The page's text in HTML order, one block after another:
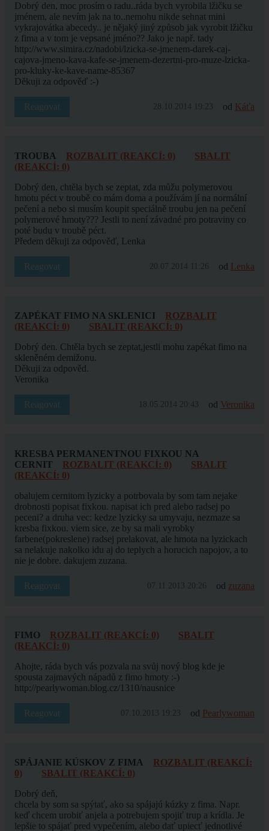
Dobrý den, moc prosím o radu..ráda bych vyrobila lžičku se
jménem, ale nevím jak na to..nemohu nikde sehnat mini
vykrajovátka abecedy.. je nějaký jiný způsob jak vyrobit lžičku
z fima a v tom je vepsané jméno?? Jako je např. tady
http://www.simira.cz/nadobi/lzicka-se-jmenem-darek-caj-
cajova-jmeno-kava-kafe-se-jmenem-dezertni-pro-muze-lzicka-
pro-kluky-ke-kave-name-85367
Děkuji za odpověď :-)
Reagovat 28.10.2014 19:23 od Káťa
TROUBA ROZBALIT (REAKCÍ: 0)
SBALIT
(REAKCÍ: 0)
Dobrý den, chtěla bych se zeptat, zda můžu polymerovou
hmotu péct v troubě co mám doma a používám jí na normální
pečení a nebo si musím koupit speciálně troubu jen na pečení
polymerové hmoty??? Jestli to není závadné pro potraviny co
poté budu v troubě péct.
Předem děkuji za odpověď, Lenka
Reagovat 20.07.2014 11:26 od Lenka
ZAPÉKAT FIMO NA SKLENICI
ROZBALIT
(REAKCÍ: 0)
SBALIT (REAKCÍ: 0)
Dobrý den. Chtěla bych se zeptat,jestli mohu zapékat fimo na
skleněném demižonu.
Děkuji za odpověd.
Veronika
Reagovat 18.05.2014 20:43 od Veronika
KRESBA PERMANENTNOU FIXKOU NA
CERNIT
ROZBALIT (REAKCÍ: 0)
SBALIT
(REAKCÍ: 0)
obalujem cernitom lyzicky a potrbovala by som tam nejake
drobnosti popisat fixkou. napisat ich pred alebo radsej po
peceni? a druha vec: kedze lyzicky sa umyvaju, nezmaze sa
kresba fixkou. viem sice, ze by sa mali vyrobky
farbene(pokreslene) radsej prelakovat, ale hmota na lyzickach
sa nelakuje nakolko idu aj do teplych a horucich napojov, a to
nie je dobre. dakujem zuzana.
Reagovat 07.11.2013 20:26 od zuzana
FIMO ROZBALIT (REAKCÍ: 0)
SBALIT
(REAKCÍ: 0)
Ahojte, ráda bych vás pozvala na svůj nový blog kde je
spousta zajmavých nápadů z fimo hmoty :-)
http://pearlywoman.blog.cz/1310/nausnice
Reagovat 07.10.2013 19:23 od Pearlywoman
SPÁJANIE KÚSKOV Z FIMA
ROZBALIT (REAKCÍ:
0)
SBALIT (REAKCÍ: 0)
Dobrý deň,
chcela by som sa spýtať, ako sa spájajú kúzky z fima. Napr.
keď chcem urobiť anjela a potrebujem spojiť trup a krídla. Je
lepšie to spájať pred vypečením, alebo dať upiecť jednotlivé